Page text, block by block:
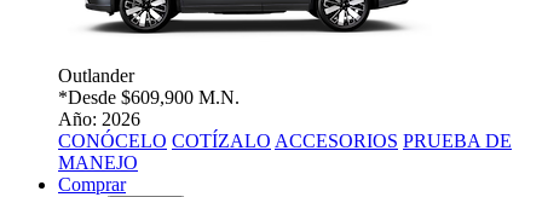
Outlander
*Desde $609,900 M.N.
Año: 2026
CONÓCELO COTÍZALO ACCESORIOS PRUEBA DE
MANEJO
Comprar